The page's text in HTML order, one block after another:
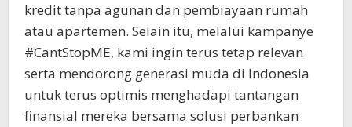
kredit tanpa agunan dan pembiayaan rumah
atau apartemen. Selain itu, melalui kampanye
#CantStopME, kami ingin terus tetap relevan
serta mendorong generasi muda di Indonesia
untuk terus optimis menghadapi tantangan
finansial mereka bersama solusi perbankan